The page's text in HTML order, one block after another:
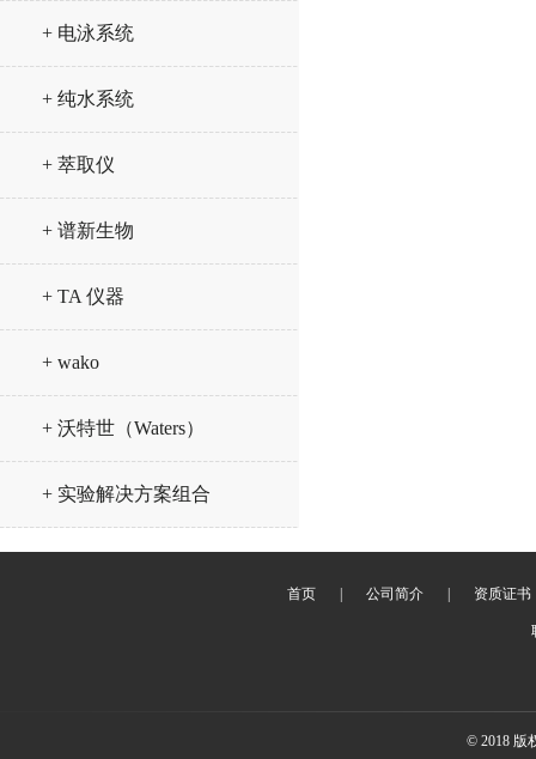
+ 电泳系统
+ 纯水系统
+ 萃取仪
+ 谱新生物
+ TA 仪器
+ wako
+ 沃特世（Waters）
+ 实验解决方案组合
首页 公司简介 资质证书
© 2018 版